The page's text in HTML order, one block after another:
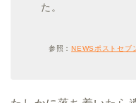
た。
参照：NEWSポストセブ